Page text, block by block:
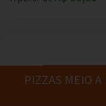
PIZZAS MEIO A